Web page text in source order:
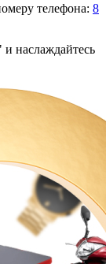
телефона: 8
наслаждайтесь